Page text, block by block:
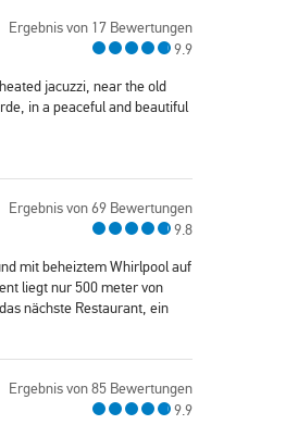
Ergebnis von 17 Bewertungen
9.9
jacuzzi, near the old
in a peaceful and beautiful
Ergebnis von 69 Bewertungen
9.8
mit beheiztem Whirlpool auf
liegt nur 500 meter von
nächste Restaurant, ein
Ergebnis von 85 Bewertungen
9.9